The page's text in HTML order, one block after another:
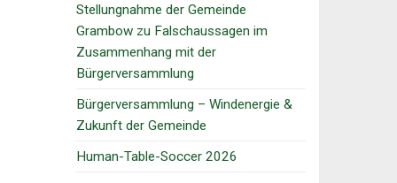
Stellungnahme der Gemeinde
Grambow zu Falschaussagen im
Zusammenhang mit der
Bürgerversammlung
Bürgerversammlung – Windenergie &
Zukunft der Gemeinde
Human-Table-Soccer 2026